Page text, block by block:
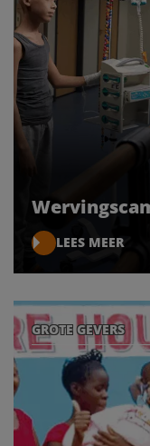
LEES MEER
GROTE GEVERS